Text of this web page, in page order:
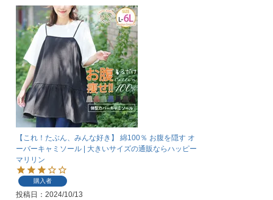
【これ！たぶん、みんな好き】 綿100％ お腹を隠す オ
ーバーキャミソール | 大きいサイズの通販ならハッピー
マリリン
購入者
投稿日 2024/10/13